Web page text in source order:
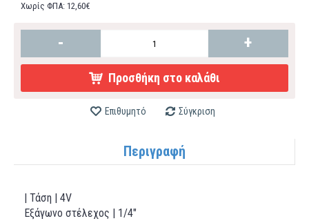
Χωρίς ΦΠΑ: 12,60€
- +
Προσθήκη στο καλάθι
Επιθυμητό Σύγκριση
Περιγραφή
| Τάση | 4V
Εξάγωνο στέλεχος | 1/4"